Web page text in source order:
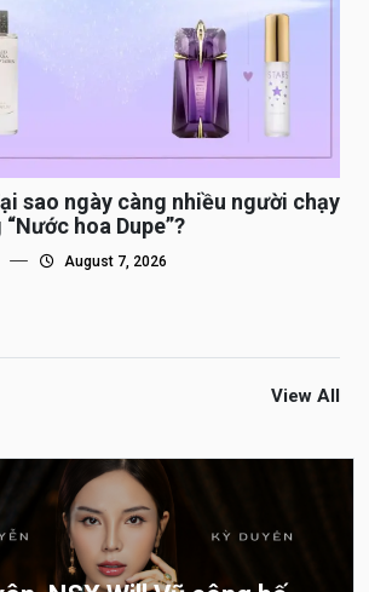
sao ngày càng nhiều người chạy
hoa Dupe”?
August 7, 2026
View All